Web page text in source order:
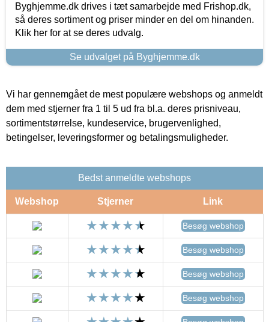
Byghjemme.dk drives i tæt samarbejde med Frishop.dk,
så deres sortiment og priser minder en del om hinanden.
Klik her for at se deres udvalg.
Se udvalget på Byghjemme.dk
Vi har gennemgået de mest populære webshops og anmeldt
dem med stjerner fra 1 til 5 ud fra bl.a. deres prisniveau,
sortimentstørrelse, kundeservice, brugervenlighed,
betingelser, leveringsformer og betalingsmuligheder.
Bedst anmeldte webshops
Webshop Stjerner Link
Besøg webshop
Besøg webshop
Besøg webshop
Besøg webshop